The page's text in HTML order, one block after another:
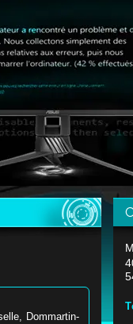
Dommartin-